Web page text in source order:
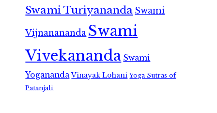
Swami Turiyananda Swami
Vijnanananda Swami
Vivekananda Swami
Yogananda Vinayak Lohani Yoga Sutras of
Patanjali